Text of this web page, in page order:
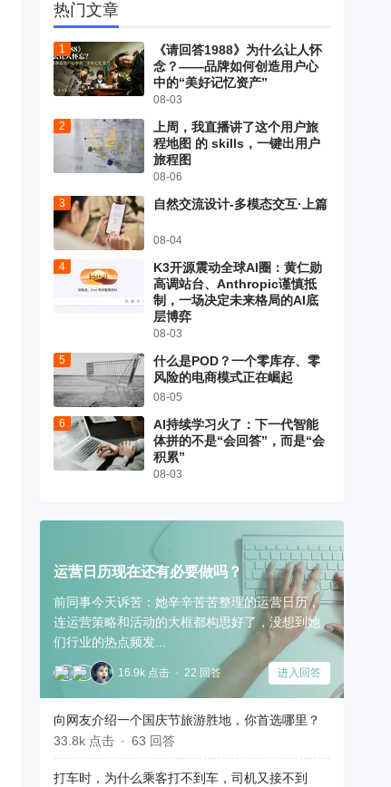
热门文章
《请回答1988》为什么让人怀
念？——品牌如何创造用户心
中的“美好记忆资产”
08-03
上周，我直播讲了这个用户旅
程地图 的 skills，一键出用户
旅程图
08-06
自然交流设计-多模态交互·上篇
08-04
K3开源震动全球AI圈：黄仁勋
高调站台、Anthropic谨慎抵
制，一场决定未来格局的AI底
层博弈
08-03
什么是POD？一个零库存、零
风险的电商模式正在崛起
08-05
AI持续学习火了：下一代智能
体拼的不是“会回答”，而是“会
积累”
08-03
运营日历现在还有必要做吗？
前同事今天诉苦：她辛辛苦苦整理的运营日历，
连运营策略和活动的大框都构思好了，没想到她
们行业的热点频发...
16.9k 点击 22 回答 进入回答
向网友介绍一个国庆节旅游胜地，你首选哪里？
33.8k 点击
63 回答
打车时，为什么乘客打不到车，司机又接不到